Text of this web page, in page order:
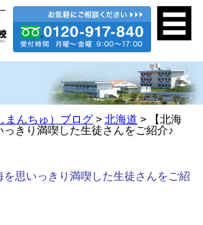
まんちゅ）ブログ >北海道 > 【北海
きり満喫した生徒さんをご紹介♪
を思いっきり満喫した生徒さんをご紹